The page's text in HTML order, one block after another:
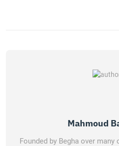
Mahmoud
Founded by Begha over